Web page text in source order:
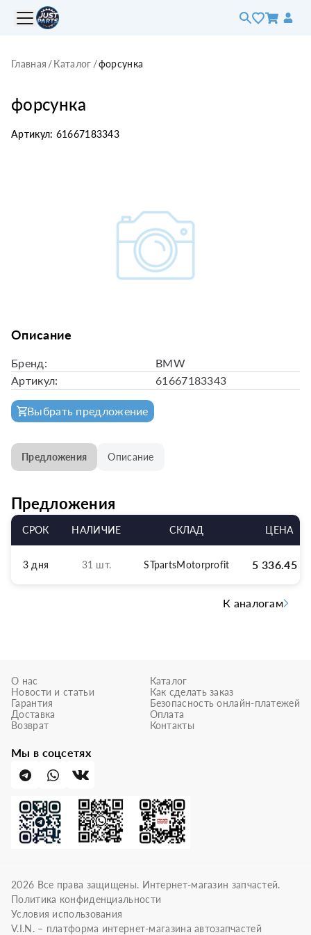
Главная /Каталог /форсунка
форсунка
Артикул: 61667183343
Описание
Бренд:
BMW
Артикул:
61667183343
Выбрать предложение
Предложения Описание
Предложения
СРОК НАЛИЧИЕ СКЛАД ЦЕНА
3 дня 31 шт. STpartsMotorprofit 5 336.45р
К аналогам
О нас
Новости и статьи
Гарантия
Доставка
Возврат
Каталог
Как сделать заказ
Безопасность онлайн-платежей
Оплата
Контакты
Мы в соцсетях
2026 Все права защищены. Интернет-магазин запчастей.
Политика конфиденциальности
Условия использования
V.I.N. – платформа интернет-магазина автозапчастей